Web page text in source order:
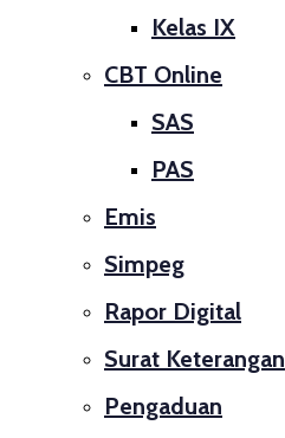
Kelas IX
CBT Online
SAS
PAS
Emis
Simpeg
Rapor Digital
Surat Keterangan
Pengaduan